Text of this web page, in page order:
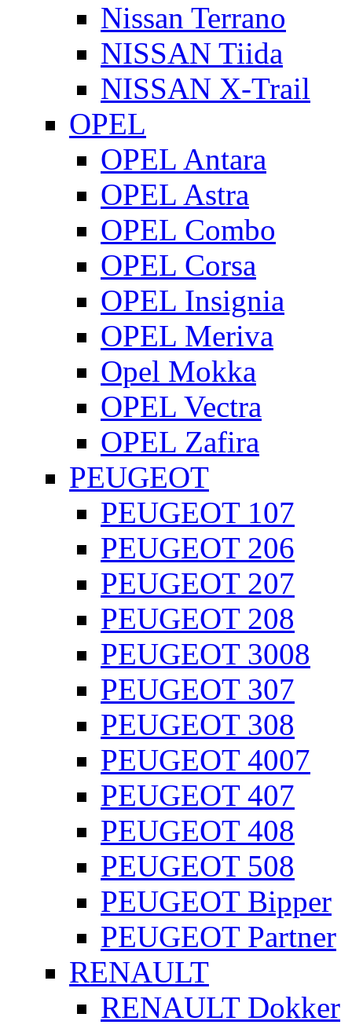
Nissan Terrano
NISSAN Tiida
NISSAN X-Trail
OPEL
OPEL Antara
OPEL Astra
OPEL Combo
OPEL Corsa
OPEL Insignia
OPEL Meriva
Opel Mokka
OPEL Vectra
OPEL Zafira
PEUGEOT
PEUGEOT 107
PEUGEOT 206
PEUGEOT 207
PEUGEOT 208
PEUGEOT 3008
PEUGEOT 307
PEUGEOT 308
PEUGEOT 4007
PEUGEOT 407
PEUGEOT 408
PEUGEOT 508
PEUGEOT Bipper
PEUGEOT Partner
RENAULT
RENAULT Dokker